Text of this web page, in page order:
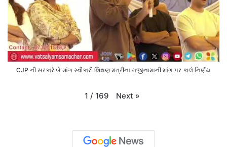
CJP ની સરકારે બે માંગ સ્વીકારી શિક્ષણ મંત્રીના રાજીનામાની માંગ પર કાલે નિર્ણય
1 / 169 Next »